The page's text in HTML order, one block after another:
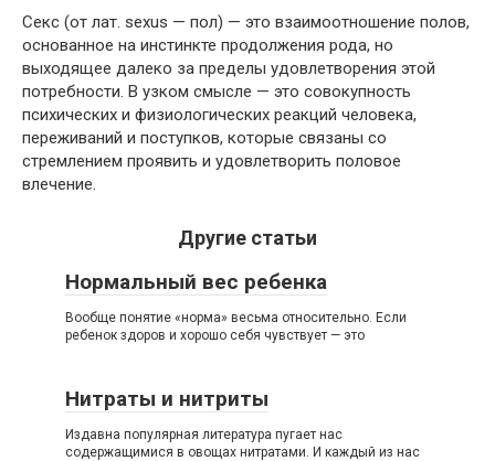
Секс (от лат. sexus — пол) — это взаимоотношение полов,
основанное на инстинкте продолжения рода, но
выходящее далеко за пределы удовлетворения этой
потребности. В узком смысле — это совокупность
психических и физиологических реакций человека,
переживаний и поступков, которые связаны со
стремлением проявить и удовлетворить половое
влечение.
Другие статьи
Нормальный вес ребенка
Вообще понятие «норма» весьма относительно. Если
ребенок здоров и хорошо себя чувствует — это
Нитраты и нитриты
Издавна популярная литература пугает нас
содержащимися в овощах нитратами. И каждый из нас